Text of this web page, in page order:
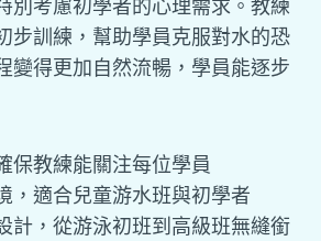
別考慮初學者的心理需求。教練
步訓練，幫助學員克服對水的恐
變得更加自然流暢，學員能逐步
保教練能關注每位學員
，適合兒童游水班與初學者
計，從游泳初班到高級班無縫銜